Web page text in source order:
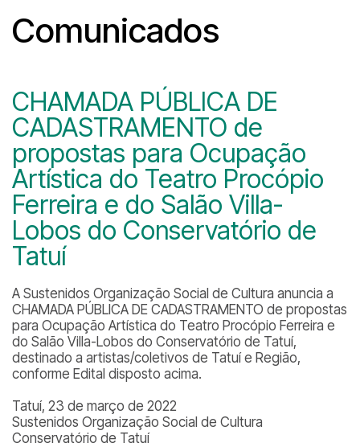
Comunicados
CHAMADA PÚBLICA DE
CADASTRAMENTO de
propostas para Ocupação
Artística do Teatro Procópio
Ferreira e do Salão Villa-
Lobos do Conservatório de
Tatuí
A Sustenidos Organização Social de Cultura anuncia a
CHAMADA PÚBLICA DE CADASTRAMENTO de propostas
para Ocupação Artística do Teatro Procópio Ferreira e
do Salão Villa-Lobos do Conservatório de Tatuí,
destinado a artistas/coletivos de Tatuí e Região,
conforme Edital disposto acima.
Tatuí, 23 de março de 2022
Sustenidos Organização Social de Cultura
Conservatório de Tatuí